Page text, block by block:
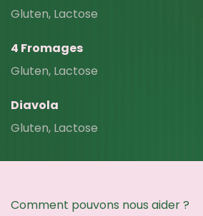
Gluten, Lactose
4 Fromages
Gluten, Lactose
Diavola
Gluten, Lactose
Comment pouvons nous aider ?